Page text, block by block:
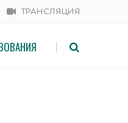
ТРАНСЛЯЦИЯ
|